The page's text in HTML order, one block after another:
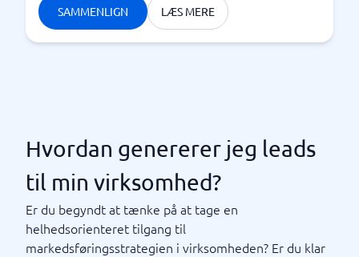
SAMMENLIGN LÆS MERE
Hvordan genererer jeg leads
til min virksomhed?
Er du begyndt at tænke på at tage en
helhedsorienteret tilgang til
markedsføringsstrategien i virksomheden? Er du klar